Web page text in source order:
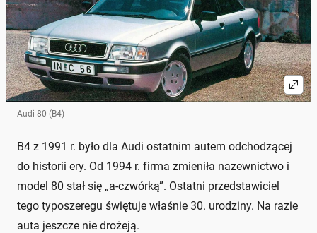
Audi 80 (B4)
B4 z 1991 r. było dla Audi ostatnim autem odchodzącej
do historii ery. Od 1994 r. firma zmieniła nazewnictwo i
model 80 stał się „a-czwórką”. Ostatni przedstawiciel
tego typoszeregu świętuje właśnie 30. urodziny. Na razie
auta jeszcze nie drożeją.